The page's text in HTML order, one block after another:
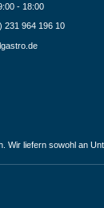
- 18:00
231 964 196 10
liefern sowohl an